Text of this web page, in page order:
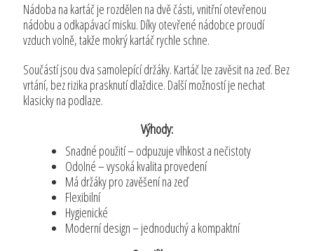
Nádoba na kartáč je rozdělen na dvě části, vnitřní otevřenou
nádobu a odkapávací misku. Díky otevřené nádobce proudí
vzduch volně, takže mokrý kartáč rychle schne.
Součástí jsou dva samolepící držáky. Kartáč lze zavěsit na zeď. Bez
vrtání, bez rizika prasknutí dlaždice. Další možností je nechat
klasicky na podlaze.
Výhody:
Snadné použití – odpuzuje vlhkost a nečistoty
Odolné – vysoká kvalita provedení
Má držáky pro zavěšení na zeď
Flexibilní
Hygienické
Moderní design – jednoduchý a kompaktní